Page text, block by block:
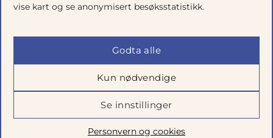
vise kart og se anonymisert besøksstatistikk.
Godta alle
Kun nødvendige
Se innstillinger
Personvern og cookies
Salgsbetingelser|Personvern|Cookie-innstillinger